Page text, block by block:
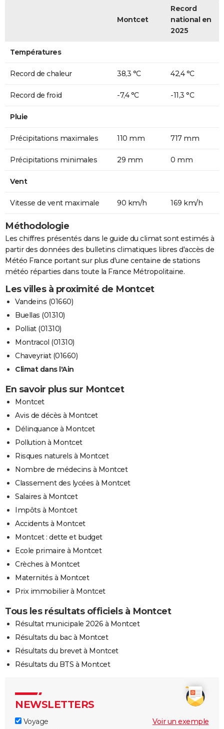
Montcet
Record
national en
2025
Températures
Record de chaleur 38,3 °C 42,4 °C
Record de froid -7,4 °C -11,3 °C
Pluie
Précipitations maximales 110 mm 717 mm
Précipitations minimales 29 mm 0 mm
Vent
Vitesse de vent maximale 90 km/h 169 km/h
Méthodologie
Les chiffres présentés dans le guide du climat sont estimés à
partir des données des bulletins climatiques libres d'accès de
Météo France portant sur plus d'une centaine de stations
météo réparties dans toute la France Métropolitaine.
Les villes à proximité de Montcet
Vandeins (01660)
Buellas (01310)
Polliat (01310)
Montracol (01310)
Chaveyriat (01660)
Climat dans l'Ain
En savoir plus sur Montcet
Montcet
Avis de décès à Montcet
Délinquance à Montcet
Pollution à Montcet
Risques naturels à Montcet
Nombre de médecins à Montcet
Classement des lycées à Montcet
Salaires à Montcet
Impôts à Montcet
Accidents à Montcet
Montcet : dette et budget
Ecole primaire à Montcet
Crèches à Montcet
Maternités à Montcet
Prix immobilier à Montcet
Tous les résultats officiels à Montcet
Résultat municipale 2026 à Montcet
Résultats du bac à Montcet
Résultats du brevet à Montcet
Résultats du BTS à Montcet
NEWSLETTERS
Voyage
Voir un exemple